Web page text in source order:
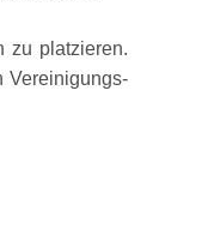
zu platzieren.
Vereinigungs-